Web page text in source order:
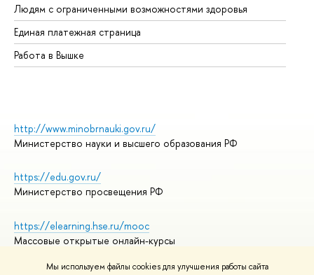
Мы используем файлы cookies для улучшения работы сайта
Людям с ограниченными возможностями здоровья
Единая платежная страница
Работа в Вышке
http://www.minobrnauki.gov.ru/
Министерство науки и высшего образования РФ
https://edu.gov.ru/
Министерство просвещения РФ
https://elearning.hse.ru/mooc
Массовые открытые онлайн-курсы